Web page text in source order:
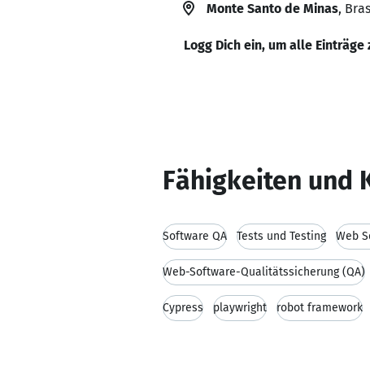
Monte Santo de Minas,
Logg Dich ein, um alle Einträge
Fähigkeiten und
Software QA Tests und Testing Web
Web-Software-Qualitätssicherung (QA)
Cypress playwright robot framework